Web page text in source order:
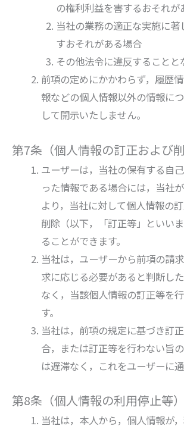
の権利利益を害するおそれが
当社の業務の適正な実施に
すおそれがある場合
その他法令に違反することと
前項の定めにかかわらず，履歴
報などの個人情報以外の情報に
して開示いたしません。
第7条（個人情報の訂正および削
ユーザーは，当社の保有する自
った情報である場合には，当社
より，当社に対して個人情報の
削除（以下，「訂正等」といい
ることができます。
当社は，ユーザーから前項の請
求に応じる必要があると判断し
なく，当該個人情報の訂正等を
す。
当社は，前項の規定に基づき訂
合，または訂正等を行わない旨
は遅滞なく，これをユーザーに通
第8条（個人情報の利用停止等）
当社は，本人から，個人情報が